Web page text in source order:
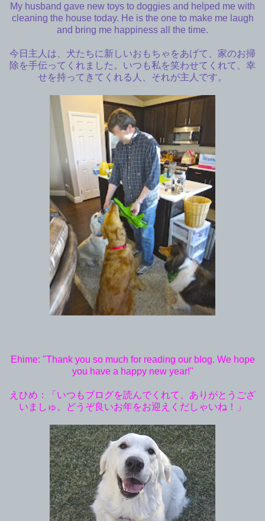
My husband gave new toys to doggies and helped me with
cleaning the house today. He is the one to make me laugh
and bring me happiness all the time.
今日主人は、犬たちに新しいおもちゃをあげて、家のお掃
除を手伝ってくれました。いつも私を笑わせてくれて、幸
せを持ってきてくれる人、それが主人です。
Ehime: "Thank you so much for reading our blog. We hope
you have a happy new year!"
えひめ：「いつもブログを読んでくれて、ありがとうござ
いましゅ。どうぞ良いお年をお迎えくだしゃいね！」